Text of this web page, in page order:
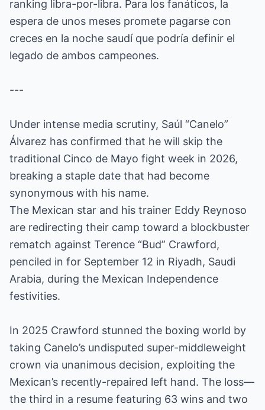
ranking libra-por-libra. Para los fanáticos, la
espera de unos meses promete pagarse con
creces en la noche saudí que podría definir el
legado de ambos campeones.
---
Under intense media scrutiny, Saúl “Canelo”
Álvarez has confirmed that he will skip the
traditional Cinco de Mayo fight week in 2026,
breaking a staple date that had become
synonymous with his name.
The Mexican star and his trainer Eddy Reynoso
are redirecting their camp toward a blockbuster
rematch against Terence “Bud” Crawford,
penciled in for September 12 in Riyadh, Saudi
Arabia, during the Mexican Independence
festivities.
In 2025 Crawford stunned the boxing world by
taking Canelo’s undisputed super-middleweight
crown via unanimous decision, exploiting the
Mexican’s recently-repaired left hand. The loss—
the third in a resume featuring 63 wins and two